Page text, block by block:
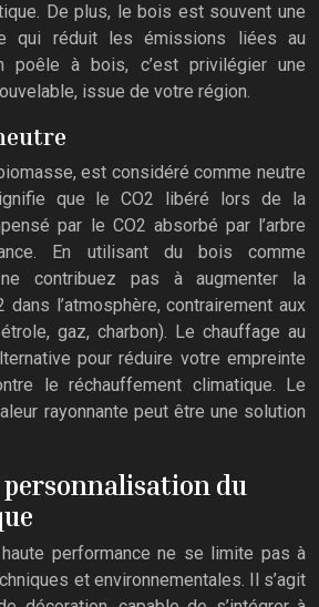
De plus, le bois est souvent une
qui réduit les émissions liées au
poêle à bois, c’est privilégier une
issue de votre région.
est considéré comme neutre
que le CO2 libéré lors de la
par le CO2 absorbé par l’arbre
En utilisant du bois comme
contribuez pas à augmenter la
dans l’atmosphère, contrairement aux
gaz, charbon). Le chauffage au
pour réduire votre empreinte
le réchauffement climatique. Le
rayonnante peut être une solution
du
performance ne se limite pas à
et environnementales. Il s’agit